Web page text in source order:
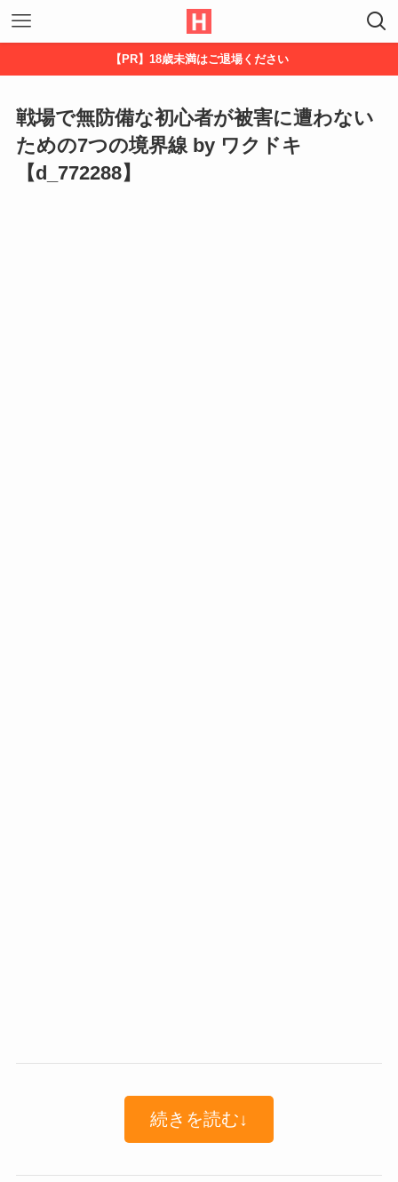
【PR】18歳未満はご退場ください
戦場で無防備な初心者が被害に遭わない
ための7つの境界線 by ワクドキ
【d_772288】
続きを読む↓